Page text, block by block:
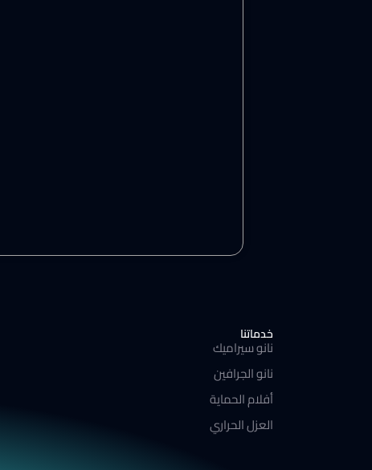
خدماتنا
نانو سيراميك
نانو الجرافين
أفلام الحماية
العزل الحراري